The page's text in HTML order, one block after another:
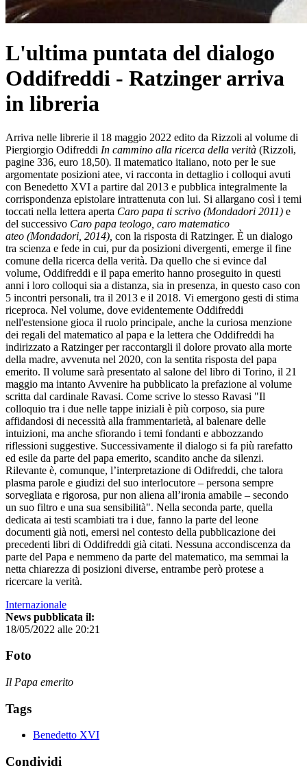
L'ultima puntata del dialogo
Oddifreddi - Ratzinger arriva
in libreria
Arriva nelle librerie il 18 maggio 2022 edito da Rizzoli al volume di
Piergiorgio Odifreddi In cammino alla ricerca della verità (Rizzoli,
pagine 336, euro 18,50). Il matematico italiano, noto per le sue
argomentate posizioni atee, vi racconta in dettaglio i colloqui avuti
con Benedetto XVI a partire dal 2013 e pubblica integralmente la
corrispondenza epistolare intrattenuta con lui. Si allargano così i temi
toccati nella lettera aperta Caro papa ti scrivo (Mondadori 2011) e
del successivo Caro papa teologo, caro matematico
ateo (Mondadori, 2014), con la risposta di Ratzinger. È un dialogo
tra scienza e fede in cui, pur da posizioni divergenti, emerge il fine
comune della ricerca della verità. Da quello che si evince dal
volume, Oddifreddi e il papa emerito hanno proseguito in questi
anni i loro colloqui sia a distanza, sia in presenza, in questo caso con
5 incontri personali, tra il 2013 e il 2018. Vi emergono gesti di stima
riceproca. Nel volume, dove evidentemente Oddifreddi
nell'estensione gioca il ruolo principale, anche la curiosa menzione
dei regali del matematico al papa e la lettera che Oddifreddi ha
indirizzato a Ratzinger per raccontargli il dolore provato alla morte
della madre, avvenuta nel 2020, con la sentita risposta del papa
emerito. Il volume sarà presentato al salone del libro di Torino, il 21
maggio ma intanto Avvenire ha pubblicato la prefazione al volume
scritta dal cardinale Ravasi. Come scrive lo stesso Ravasi "Il
colloquio tra i due nelle tappe iniziali è più corposo, sia pure
affidandosi di necessità alla frammentarietà, al balenare delle
intuizioni, ma anche sfiorando i temi fondanti e abbozzando
riflessioni suggestive. Successivamente il dialogo si fa più rarefatto
ed esile da parte del papa emerito, scandito anche da silenzi.
Rilevante è, comunque, l’interpretazione di Odifreddi, che talora
plasma parole e giudizi del suo interlocutore – persona sempre
sorvegliata e rigorosa, pur non aliena all’ironia amabile – secondo
un suo filtro e una sua sensibilità". Nella seconda parte, quella
dedicata ai testi scambiati tra i due, fanno la parte del leone
documenti già noti, emersi nel contesto della pubblicazione dei
precedenti libri di Oddifreddi già citati. Nessuna accondiscenza da
parte del Papa e nemmeno da parte del matematico, ma semmai la
netta chiarezza di posizioni diverse, entrambe però protese a
ricercare la verità.
Internazionale
News pubblicata il:
18/05/2022 alle 20:21
Foto
Il Papa emerito
Tags
Benedetto XVI
Condividi